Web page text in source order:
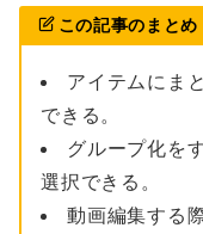
この記事のまとめ
アイテムにま
できる。
グループ化を
選択できる。
動画編集する